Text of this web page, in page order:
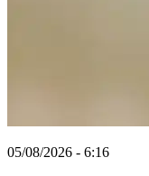
05/08/2026 - 6:16